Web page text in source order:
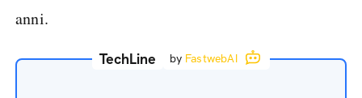
anni.
TechLine by FastwebAI